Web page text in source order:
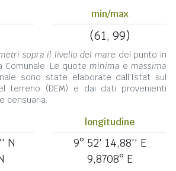
min/max
(61, 99)
sopra il livello del mare del punto in
Comunale. Le quote minima e massima
sono state elaborate dall'Istat sul
terreno (DEM) e dai dati provenienti
censuaria.
N
longitudine
9° 52' 14,88'' E
9,8708° E